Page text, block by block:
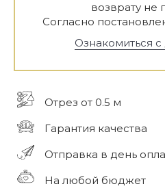
возврату не
Согласно
Ознакомиться
Отрез от 0.5 м
Гарантия качества
Отправка в день
На любой бюджет